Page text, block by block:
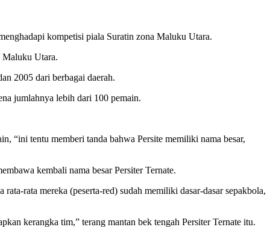
kompetisi piala Suratin zona Maluku Utara.
Maluku Utara.
2005 dari berbagai daerah.
jumlahnya lebih dari 100 pemain.
“ini tentu memberi tanda bahwa Persite memiliki nama besar,
kembali nama besar Persiter Ternate.
rata mereka (peserta-red) sudah memiliki dasar-dasar sepakbola,
kerangka tim,” terang mantan bek tengah Persiter Ternate itu.